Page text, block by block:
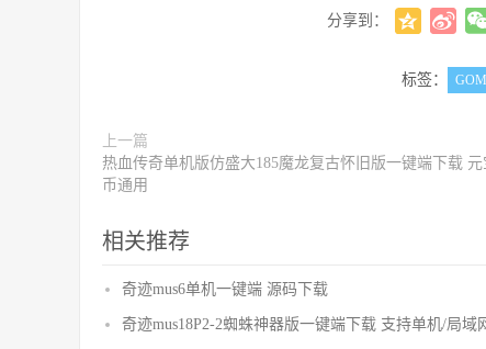
分享到：
标签：
上一篇
热血传奇单机版仿盛大185魔龙复古怀旧版一键端下载 元
币通用
相关推荐
奇迹mus6单机一键端 源码下载
奇迹mus18P2-2蜘蛛神器版一键端下载 支持单机/局域